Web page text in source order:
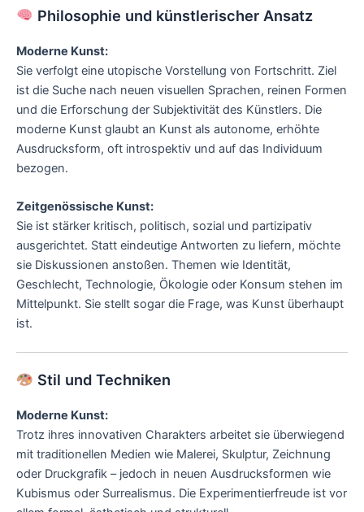
Philosophie und künstlerischer Ansatz
Moderne Kunst:
Sie verfolgt eine utopische Vorstellung von Fortschritt. Ziel
ist die Suche nach neuen visuellen Sprachen, reinen Formen
und die Erforschung der Subjektivität des Künstlers. Die
moderne Kunst glaubt an Kunst als autonome, erhöhte
Ausdrucksform, oft introspektiv und auf das Individuum
bezogen.
Zeitgenössische Kunst:
Sie ist stärker kritisch, politisch, sozial und partizipativ
ausgerichtet. Statt eindeutige Antworten zu liefern, möchte
sie Diskussionen anstoßen. Themen wie Identität,
Geschlecht, Technologie, Ökologie oder Konsum stehen im
Mittelpunkt. Sie stellt sogar die Frage, was Kunst überhaupt
ist.
Stil und Techniken
Moderne Kunst:
Trotz ihres innovativen Charakters arbeitet sie überwiegend
mit traditionellen Medien wie Malerei, Skulptur, Zeichnung
oder Druckgrafik – jedoch in neuen Ausdrucksformen wie
Kubismus oder Surrealismus. Die Experimentierfreude ist vor